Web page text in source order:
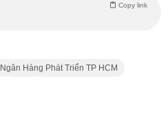
Copy link
Ngân Hàng Phát Triển TP HCM